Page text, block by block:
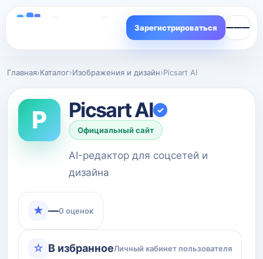
Зарегистрироваться
Главная›Каталог›Изображения и дизайн›Picsart AI
P Picsart AI ✓
Официальный сайт
AI-редактор для соцсетей и
дизайна
★ —0 оценок
☆ В избранноеЛичный кабинет пользователя